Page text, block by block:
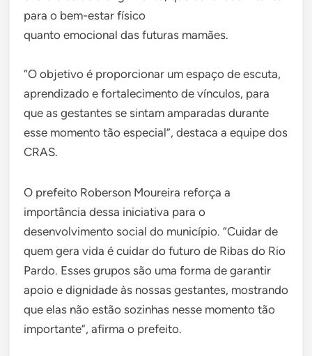
para o bem-estar físico
quanto emocional das futuras mamães.
“O objetivo é proporcionar um espaço de escuta,
aprendizado e fortalecimento de vínculos, para
que as gestantes se sintam amparadas durante
esse momento tão especial”, destaca a equipe dos
CRAS.
O prefeito Roberson Moureira reforça a
importância dessa iniciativa para o
desenvolvimento social do município. “Cuidar de
quem gera vida é cuidar do futuro de Ribas do Rio
Pardo. Esses grupos são uma forma de garantir
apoio e dignidade às nossas gestantes, mostrando
que elas não estão sozinhas nesse momento tão
importante”, afirma o prefeito.